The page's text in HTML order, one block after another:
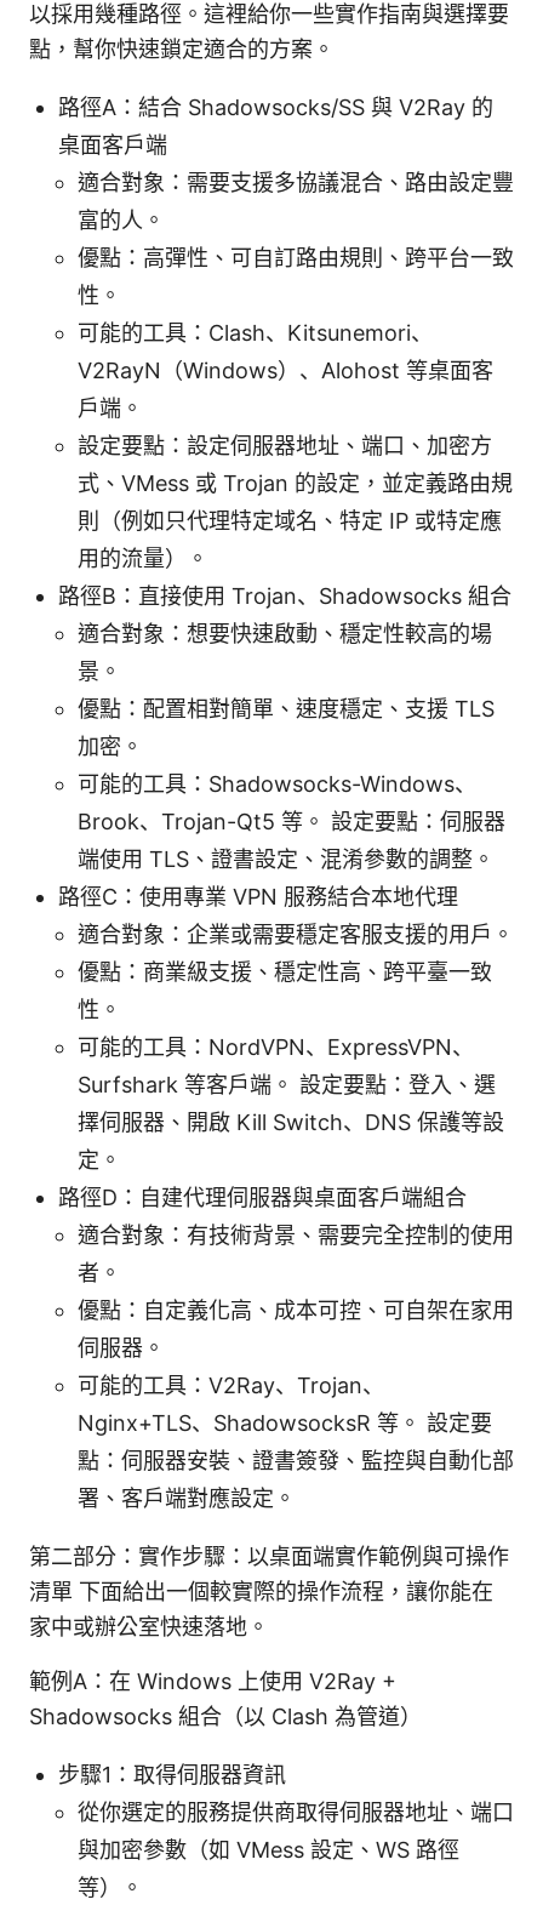
以採用幾種路徑。這裡給你一些實作指南與選擇要
點，幫你快速鎖定適合的方案。
路徑A：結合 Shadowsocks/SS 與 V2Ray 的
桌面客戶端
適合對象：需要支援多協議混合、路由設定豐
富的人。
優點：高彈性、可自訂路由規則、跨平台一致
性。
可能的工具：Clash、Kitsunemori、
V2RayN（Windows）、Alohost 等桌面客
戶端。
設定要點：設定伺服器地址、端口、加密方
式、VMess 或 Trojan 的設定，並定義路由規
則（例如只代理特定域名、特定 IP 或特定應
用的流量）。
路徑B：直接使用 Trojan、Shadowsocks 組合
適合對象：想要快速啟動、穩定性較高的場
景。
優點：配置相對簡單、速度穩定、支援 TLS
加密。
可能的工具：Shadowsocks-Windows、
Brook、Trojan-Qt5 等。 設定要點：伺服器
端使用 TLS、證書設定、混淆參數的調整。
路徑C：使用專業 VPN 服務結合本地代理
適合對象：企業或需要穩定客服支援的用戶。
優點：商業級支援、穩定性高、跨平臺一致
性。
可能的工具：NordVPN、ExpressVPN、
Surfshark 等客戶端。 設定要點：登入、選
擇伺服器、開啟 Kill Switch、DNS 保護等設
定。
路徑D：自建代理伺服器與桌面客戶端組合
適合對象：有技術背景、需要完全控制的使用
者。
優點：自定義化高、成本可控、可自架在家用
伺服器。
可能的工具：V2Ray、Trojan、
Nginx+TLS、ShadowsocksR 等。 設定要
點：伺服器安裝、證書簽發、監控與自動化部
署、客戶端對應設定。
第二部分：實作步驟：以桌面端實作範例與可操作
清單 下面給出一個較實際的操作流程，讓你能在
家中或辦公室快速落地。
範例A：在 Windows 上使用 V2Ray +
Shadowsocks 組合（以 Clash 為管道）
步驟1：取得伺服器資訊
從你選定的服務提供商取得伺服器地址、端口
與加密參數（如 VMess 設定、WS 路徑
等）。